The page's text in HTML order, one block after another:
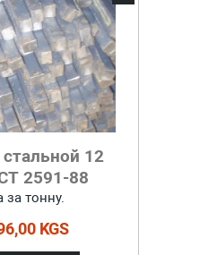
12
2591-88
за тонну.
KGS